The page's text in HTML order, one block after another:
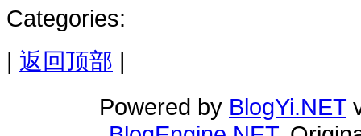
Categories:
| 返回顶部 |
Powered by BlogYi.NET